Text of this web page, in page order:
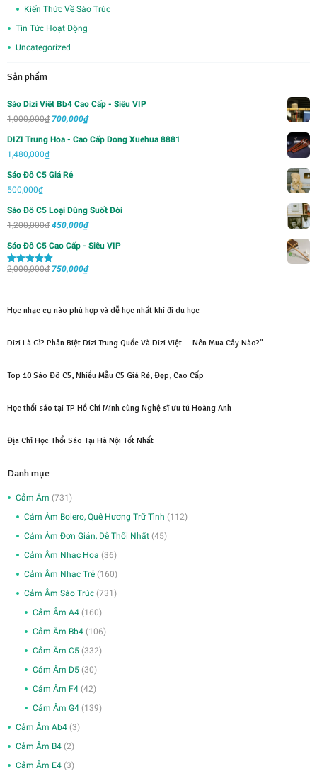
Kiến Thức Về Sáo Trúc
Tin Tức Hoạt Động
Uncategorized
Sản phẩm
Sáo Dizi Việt Bb4 Cao Cấp - Siêu VIP
1,000,000₫ Giá
700,000₫Giá
DIZI Trung Hoa - Cao Cấp Dong Xuehua 8881
1,480,000₫
Sáo Đô C5 Giá Rẻ
500,000₫
Sáo Đô C5 Loại Dùng Suốt Đời
1,200,000₫ Giá
1,200,000₫.
450,000₫Giá
là:
Sáo Đô C5 Cao Cấp - Siêu VIP
Được xếp
2,000,000₫ Giá
2,000,000₫.
750,000₫Giá
là:
Học nhạc cụ nào phù hợp và dễ học nhất khi đi du học
Dizi Là Gì? Phân Biệt Dizi Trung Quốc Và Dizi Việt — Nên Mua Cây Nào?"
Top 10 Sáo Đô C5, Nhiều Mẫu C5 Giá Rẻ, Đẹp, Cao Cấp
Học thổi sáo tại TP Hồ Chí Minh cùng Nghệ sĩ ưu tú Hoàng Anh
Địa Chỉ Học Thổi Sáo Tại Hà Nội Tốt Nhất
Danh mục
Cảm Âm (731)
Cảm Âm Bolero, Quê Hương Trữ Tình (112)
Cảm Âm Đơn Giản, Dễ Thổi Nhất (45)
Cảm Âm Nhạc Hoa (36)
Cảm Âm Nhạc Trẻ (160)
Cảm Âm Sáo Trúc (731)
Cảm Âm A4 (160)
Cảm Âm Bb4 (106)
Cảm Âm C5 (332)
Cảm Âm D5 (30)
Cảm Âm F4 (42)
Cảm Âm G4 (139)
Cảm Âm Ab4 (3)
Cảm Âm B4 (2)
Cảm Âm E4 (3)